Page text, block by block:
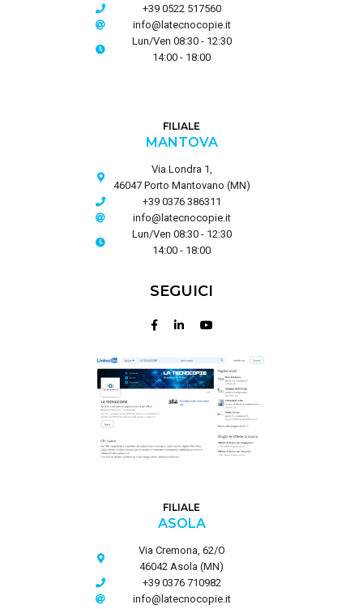
+39 0522 517560
info@latecnocopie.it
Lun/Ven 08:30 - 12:30
14:00 - 18:00
FILIALE
MANTOVA
Via Londra 1,
46047 Porto Mantovano (MN)
+39 0376 386311
info@latecnocopie.it
Lun/Ven 08:30 - 12:30
14:00 - 18:00
SEGUICI
FILIALE
ASOLA
Via Cremona, 62/O
46042 Asola (MN)
+39 0376 710982
info@latecnocopie.it